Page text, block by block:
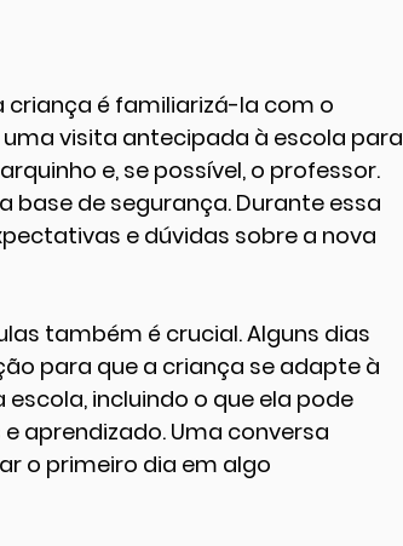
é familiarizá-la com o
visita antecipada à escola para
e, se possível, o professor.
base de segurança. Durante essa
e dúvidas sobre a nova
também é crucial. Alguns dias
para que a criança se adapte à
incluindo o que ela pode
aprendizado. Uma conversa
o primeiro dia em algo